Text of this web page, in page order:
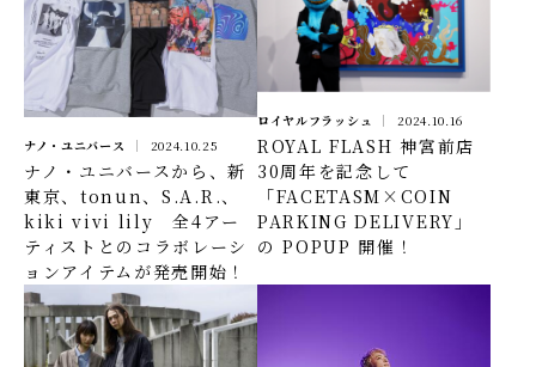
ナノ・ユニバース 2024.10.25
ナノ・ユニバースから、新
東京、tonun、S.A.R.、
kiki vivi lily 全4アー
ティストとのコラボレーシ
ョンアイテムが発売開始！
ロイヤルフラッシュ 2024.10.16
ROYAL FLASH 神宮前店
30周年を記念して
「FACETASM×COIN
PARKING DELIVERY」
の POPUP 開催！